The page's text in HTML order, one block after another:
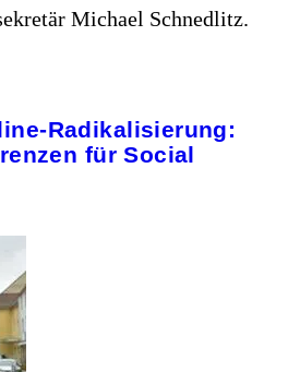
Michael Schnedlitz.
Radikalisierung:
für Social